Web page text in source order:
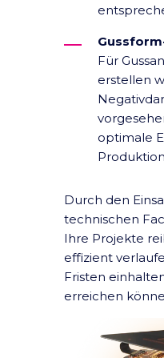
Für
erstellen
optimale
Durch den
technischen
Ihre Projekte
effizient
Fristen
erreichen